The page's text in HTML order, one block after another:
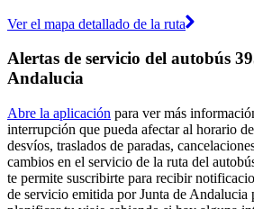
Ver el mapa detallado de la ruta
Alertas de servicio del autobús
Andalucia
Abre la aplicación para ver más
interrupción que pueda afectar al horario
desvíos, traslados de paradas,
cambios en el servicio de la ruta del
te permite suscribirte para recibir
de servicio emitida por Junta de Andalucia